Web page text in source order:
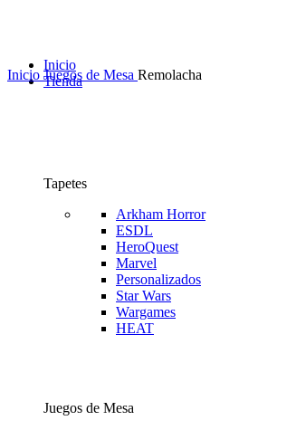
Inicio
Tienda
Tapetes
Arkham Horror
ESDL
HeroQuest
Marvel
Personalizados
Star Wars
Wargames
HEAT
Juegos de Mesa
Inicio Juegos de Mesa Remolacha